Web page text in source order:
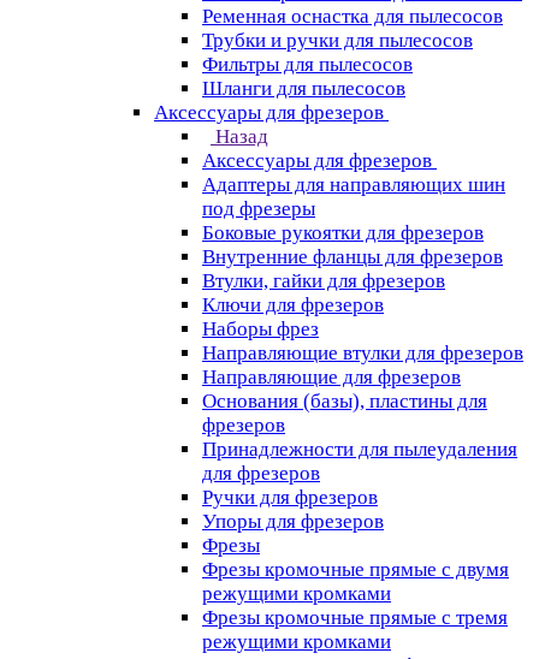
Ременная оснастка для пылесосов
Трубки и ручки для пылесосов
Фильтры для пылесосов
Шланги для пылесосов
Аксессуары для фрезеров
Назад
Аксессуары для фрезеров
Адаптеры для направляющих шин
под фрезеры
Боковые рукоятки для фрезеров
Внутренние фланцы для фрезеров
Втулки, гайки для фрезеров
Ключи для фрезеров
Наборы фрез
Направляющие втулки для фрезеров
Направляющие для фрезеров
Основания (базы), пластины для
фрезеров
Принадлежности для пылеудаления
для фрезеров
Ручки для фрезеров
Упоры для фрезеров
Фрезы
Фрезы кромочные прямые с двумя
режущими кромками
Фрезы кромочные прямые с тремя
режущими кромками